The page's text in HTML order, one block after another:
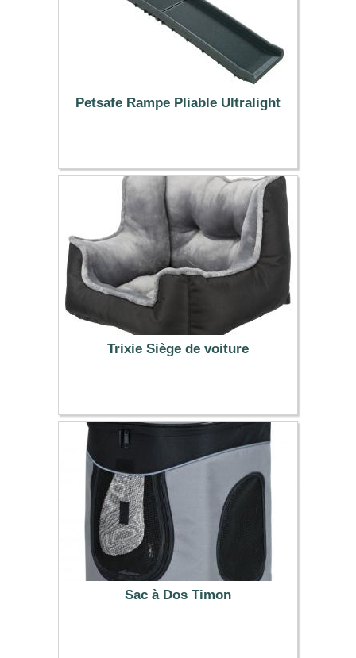
Petsafe Rampe Pliable Ultralight
79.99 €
Trixie Siège de voiture
59.99 €
Sac à Dos Timon